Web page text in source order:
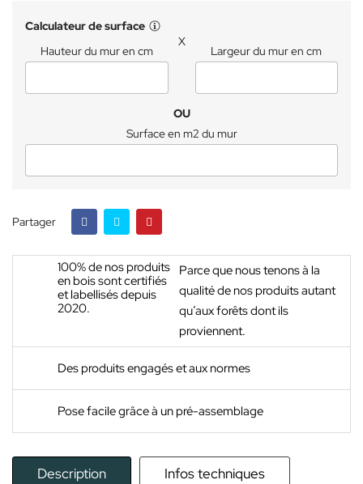
Calculateur de surface
Hauteur du mur en cm
X
Largeur du mur en cm
OU
Surface en m2 du mur
Partager
100% de nos produits
en bois sont certifiés
et labellisés depuis
2020.
Parce que nous tenons à la
qualité de nos produits autant
qu’aux forêts dont ils
proviennent.
Des produits engagés et aux normes
Pose facile grâce à un pré-assemblage
Description Infos techniques